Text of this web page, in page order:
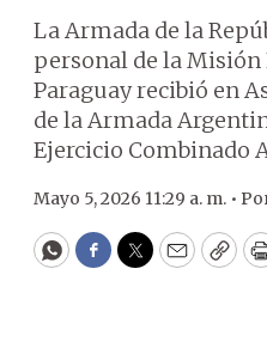
La Armada de la
personal de la
Paraguay recibió en
de la Armada
Ejercicio Combinado
Mayo 5, 2026 11:29 a. m. •
WhatsApp
Facebook
Twitter
Email